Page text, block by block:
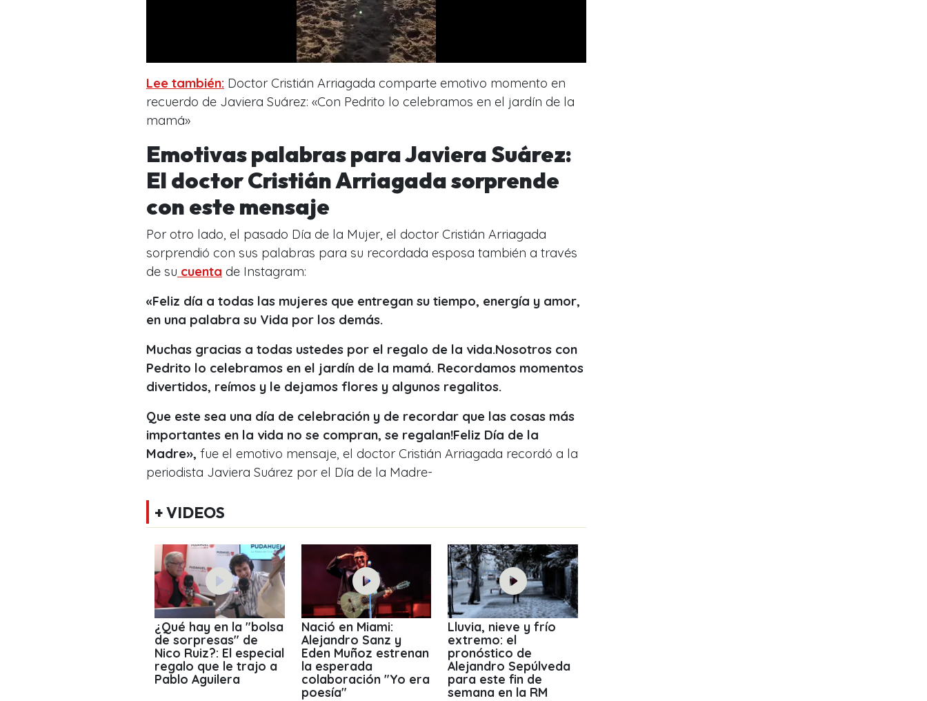
Lee también: Doctor Cristián Arriagada comparte emotivo momento en
recuerdo de Javiera Suárez: «Con Pedrito lo celebramos en el jardín de la
mamá»
Emotivas palabras para Javiera Suárez:
El doctor Cristián Arriagada sorprende
con este mensaje
Por otro lado, el pasado Día de la Mujer, el doctor Cristián Arriagada
sorprendió con sus palabras para su recordada esposa también a través
de su cuenta de Instagram:
«Feliz día a todas las mujeres que entregan su tiempo, energía y amor,
en una palabra su Vida por los demás.
Muchas gracias a todas ustedes por el regalo de la vida.Nosotros con
Pedrito lo celebramos en el jardín de la mamá. Recordamos momentos
divertidos, reímos y le dejamos flores y algunos regalitos.
Que este sea una día de celebración y de recordar que las cosas más
importantes en la vida no se compran, se regalan!Feliz Día de la
Madre», fue el emotivo mensaje, el doctor Cristián Arriagada recordó a la
periodista Javiera Suárez por el Día de la Madre-
+ VIDEOS
¿Qué hay en la "bolsa
de sorpresas" de
Nico Ruiz?: El especial
regalo que le trajo a
Pablo Aguilera
Nació en Miami:
Alejandro Sanz y
Eden Muñoz estrenan
la esperada
colaboración "Yo era
poesía"
Lluvia, nieve y frío
extremo: el
pronóstico de
Alejandro Sepúlveda
para este fin de
semana en la RM